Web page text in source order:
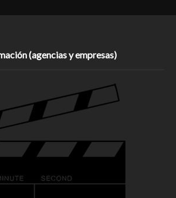
(agencias y empresas)